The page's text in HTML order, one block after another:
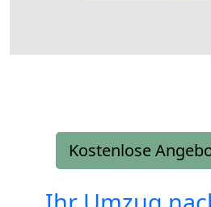
Kostenlose